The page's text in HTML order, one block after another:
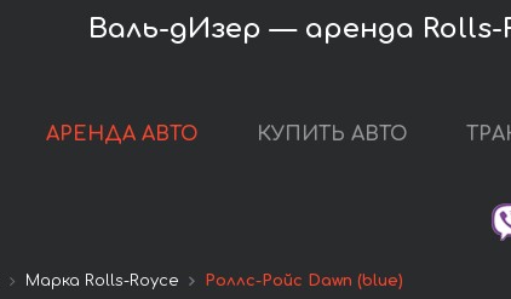
Валь-дИзер — аренда Rolls-
АРЕНДА АВТО КУПИТЬ АВТО
Марка Rolls-Royce Роллс-Ройс Dawn (blue)